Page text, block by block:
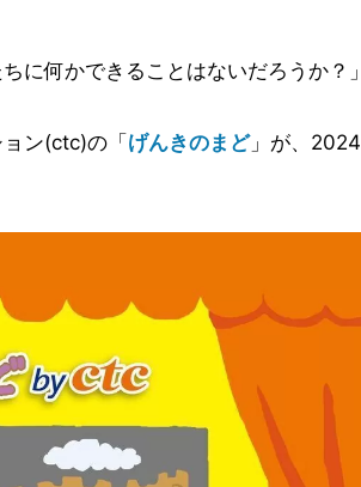
に何かできることはないだろうか？」
ン(ctc)の「 げんきのまど」が、2024